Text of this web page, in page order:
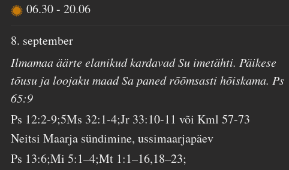
06.30-20.06
8. september
Ilmamaa äärte elanikud kardavad Su imetähti. Päikese
tõusu ja loojaku maad Sa paned rõõmsasti hõiskama. Ps
65:9
Ps 12:2-9;5Ms 32:1-4;Jr 33:10-11 või Kml 57-73
Neitsi Maarja sündimine, ussimaarjapäev
Ps 13:6;Mi 5:1–4;Mt 1:1–16,18–23;